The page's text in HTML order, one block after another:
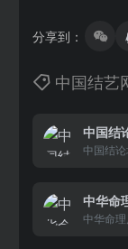
分享到：
中国结艺
中国结
中国结
结爱好
中华命
中华命